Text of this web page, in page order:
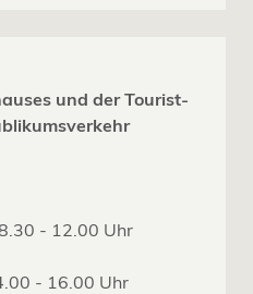
und der Tourist-
- 12.00 Uhr
Uhr